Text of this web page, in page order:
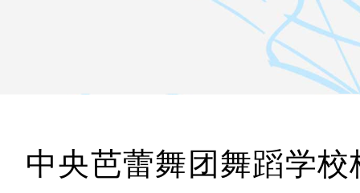
中央芭蕾舞团舞蹈学